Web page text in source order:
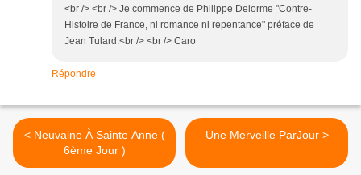
<br /> <br /> Je commence de Philippe Delorme "Contre-
Histoire de France, ni romance ni repentance" préface de
Jean Tulard.<br /> <br /> Caro
Répondre
< Neuvaine À Sainte Anne (
6ème Jour )
Une Merveille ParJour >